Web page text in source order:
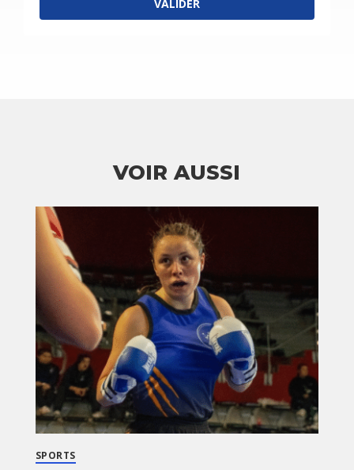
VALIDER
VOIR AUSSI
SPORTS